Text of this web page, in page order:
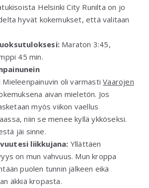
Helsinki City Runilta on jo
hyvät kokemukset, että valitaan
Maraton 3:45,
45 min.
Mieleenpainuvin oli varmastiVaarojen
aivan mieletön. Jos
myös viikon vaellus
niin se menee kyllä ykköseksi.
jäi sinne.
liikkujana: Yllättäen
on mun vahvuus. Mun kroppa
puolen tunnin jälkeen eikä
äkkiä kropasta.